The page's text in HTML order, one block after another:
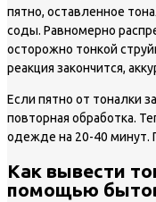
пятно, оставленное
соды. Равномерно
осторожно тонкой
реакция закончится,
Если пятно от тоналки
повторная обработка.
одежде на 20-40 минут.
Как вывести
помощью